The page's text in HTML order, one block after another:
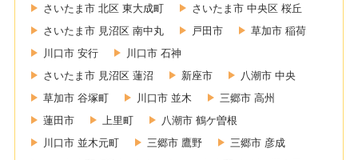
さいたま市 北区 東大成町
さいたま市 中央区 桜丘
さいたま市 見沼区 南中丸
戸田市
草加市 稲荷
川口市 安行
川口市 石神
さいたま市 見沼区 蓮沼
新座市
八潮市 中央
草加市 谷塚町
川口市 並木
三郷市 高州
蓮田市
上里町
八潮市 鶴ケ曽根
川口市 並木元町
三郷市 鷹野
三郷市 彦成